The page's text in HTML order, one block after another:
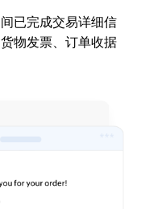
已完成交易详细信
物发票、订单收据